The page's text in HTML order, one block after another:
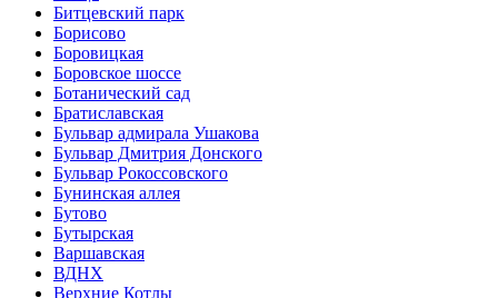
Битцевский парк
Борисово
Боровицкая
Боровское шоссе
Ботанический сад
Братиславская
Бульвар адмирала Ушакова
Бульвар Дмитрия Донского
Бульвар Рокоссовского
Бунинская аллея
Бутово
Бутырская
Варшавская
ВДНХ
Верхние Котлы